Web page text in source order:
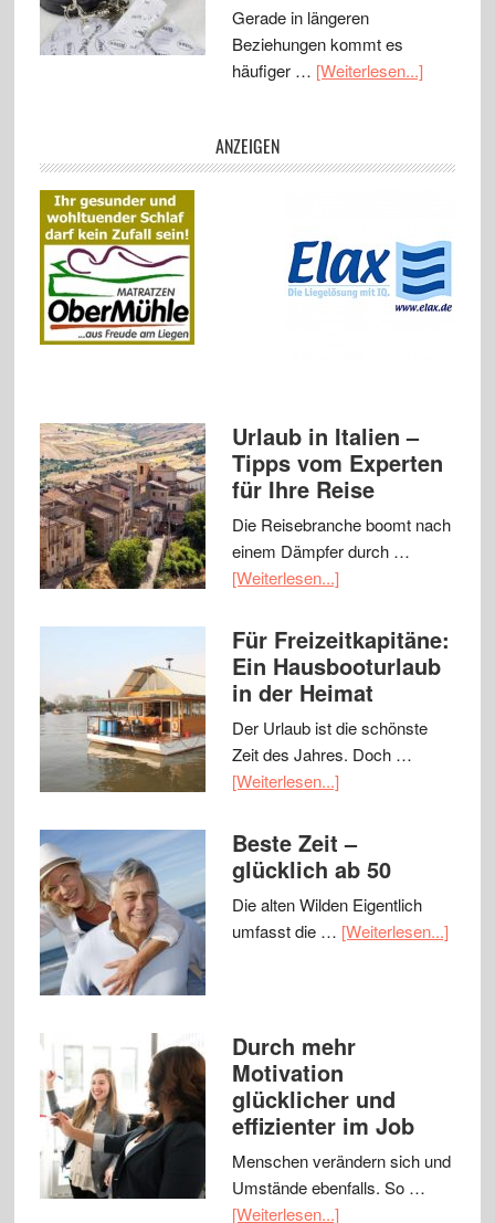
Gerade in längeren
Beziehungen kommt es
häufiger … [Weiterlesen...]
ANZEIGEN
Urlaub in Italien –
Tipps vom Experten
für Ihre Reise
Die Reisebranche boomt nach
einem Dämpfer durch …
[Weiterlesen...]
Für Freizeitkapitäne:
Ein Hausbooturlaub
in der Heimat
Der Urlaub ist die schönste
Zeit des Jahres. Doch …
[Weiterlesen...]
Beste Zeit –
glücklich ab 50
Die alten Wilden Eigentlich
umfasst die … [Weiterlesen...]
Durch mehr
Motivation
glücklicher und
effizienter im Job
Menschen verändern sich und
Umstände ebenfalls. So …
[Weiterlesen...]